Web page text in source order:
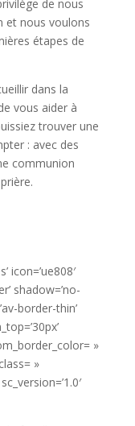
de nous
et nous voulons
étapes de
dans la
vous aider à
trouver une
: avec des
communion
icon=’ue808′
shadow=’no-
border-thin’
»
»